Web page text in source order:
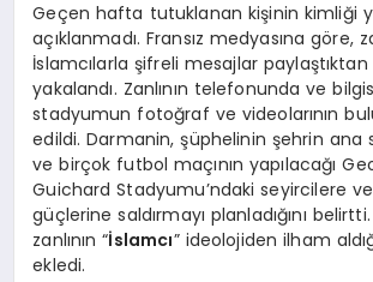
Geçen hafta tutuklanan kişinin kimliği
açıklanmadı. Fransız medyasına göre,
İslamcılarla şifreli mesajlar paylaştıktan
yakalandı. Zanlının telefonunda ve
stadyumun fotoğraf ve videolarının
edildi. Darmanin, şüphelinin şehrin
ve birçok futbol maçının yapılacağı
Guichard Stadyumu’ndaki seyircilere
güçlerine saldırmayı planladığını
zanlının “İslamcı” ideolojiden ilham
ekledi.